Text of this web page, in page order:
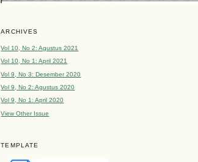
ARCHIVES
Vol 10, No 2: Agustus 2021
Vol 10, No 1: April 2021
Vol 9, No 3: Desember 2020
Vol 9, No 2: Agustus 2020
Vol 9, No 1: April 2020
View Other Issue
TEMPLATE